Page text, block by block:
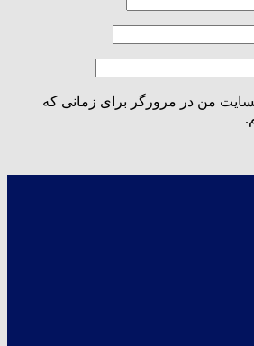
من در مرورگر برای زمانی که